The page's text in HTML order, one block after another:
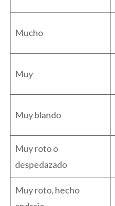
Mucho
Muy
Muy blando
Muy roto o
despedazado
Muy roto, hecho